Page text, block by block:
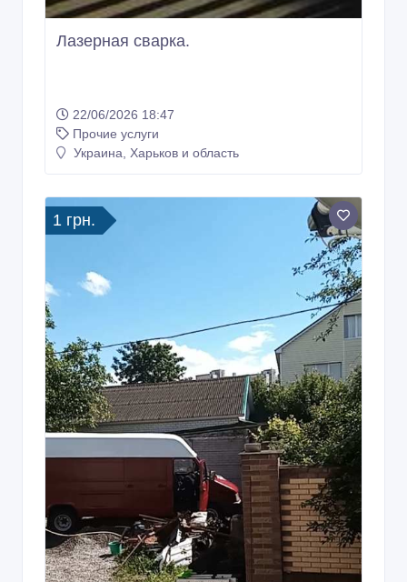
Лазерная сварка.
22/06/2026 18:47
Прочие услуги
Украина, Харьков и область
1 грн.